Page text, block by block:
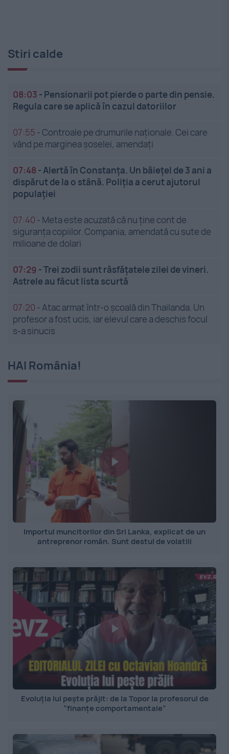
Stiri calde
08:03 - Pensionarii pot pierde o parte din pensie.
Regula care se aplică în cazul datoriilor
07:55 -Controale pe drumurile naționale. Cei care
vând pe marginea șoselei, amendați
07:48 -Alertă în Constanța. Un băiețel de 3 ani a
dispărut de la o stână. Poliția a cerut ajutorul
populației
07:40 - Meta este acuzată că nu ține cont de
siguranța copiilor. Compania, amendată cu sute de
milioane de dolari
07:29 -Trei zodii sunt răsfățatele zilei de vineri.
Astrele au făcut lista scurtă
07:20 -Atac armat într-o școală din Thailanda. Un
profesor a fost ucis, iar elevul care a deschis focul
s-a sinucis
HAI România!
Importul muncitorilor din Sri Lanka, explicat de un
antreprenor român. Sunt destul de volatili
Evoluția lui pește prăjit: de la Topor la profesorul de
”finanțe comportamentale”